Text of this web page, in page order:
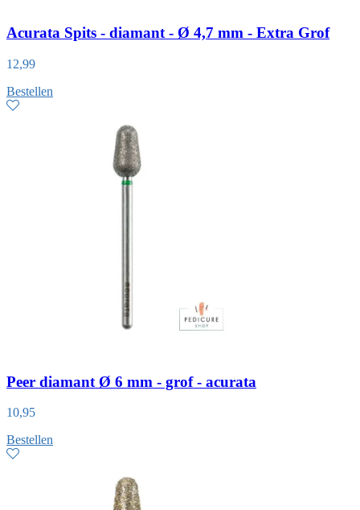
Acurata Spits - diamant - Ø 4,7 mm - Extra Grof
12,99
Bestellen
Peer diamant Ø 6 mm - grof - acurata
10,95
Bestellen